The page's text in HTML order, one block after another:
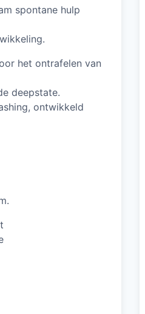
spontane hulp
het ontrafelen van
deepstate.
ontwikkeld